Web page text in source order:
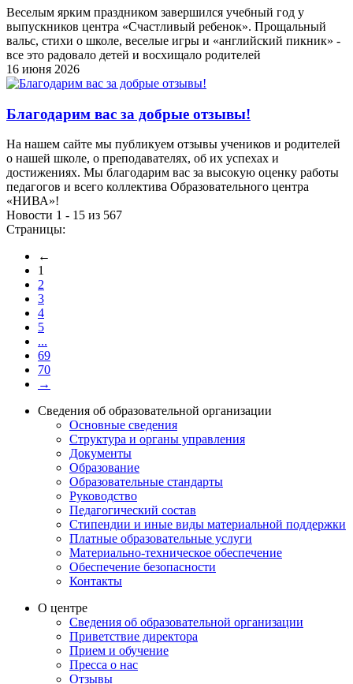
Веселым ярким праздником завершился учебный год у
выпускников центра «Счастливый ребенок». Прощальный
вальс, стихи о школе, веселые игры и «английский пикник» -
все это радовало детей и восхищало родителей
16 июня 2026
Благодарим вас за добрые отзывы!
На нашем сайте мы публикуем отзывы учеников и родителей
о нашей школе, о преподавателях, об их успехах и
достижениях. Мы благодарим вас за высокую оценку работы
педагогов и всего коллектива Образовательного центра
«НИВА»!
Новости 1 - 15 из 567
Страницы:
←
1
2
3
4
5
...
69
70
→
Сведения об образовательной организации
Основные сведения
Структура и органы управления
Документы
Образование
Образовательные стандарты
Руководство
Педагогический состав
Стипендии и иные виды материальной поддержки
Платные образовательные услуги
Материально-техническое обеспечение
Обеспечение безопасности
Контакты
О центре
Сведения об образовательной организации
Приветствие директора
Прием и обучение
Пресса о нас
Отзывы